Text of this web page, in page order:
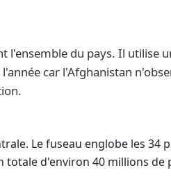
l'ensemble du pays. Il utilise
car l'Afghanistan
Le fuseau englobe les 34
d'environ 40 millions de